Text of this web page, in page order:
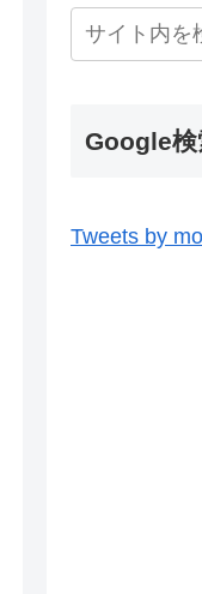
Google検
Tweets by